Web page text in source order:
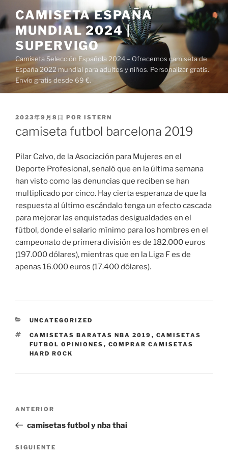
al
contenido
CAMISETA ESPAÑA
MUNDIAL 2024 |
SUPERVIGO
Camiseta Selección Española 2024 – Ofrecemos camiseta de
España 2022 mundial para adultos y niños. Personalizar gratis.
Envío gratis desde 69 €.
PUBLICADO
2023年9月8日 POR ISTERN
camiseta futbol barcelona 2019
Pilar Calvo, de la Asociación para Mujeres en el
Deporte Profesional, señaló que en la última semana
han visto como las denuncias que reciben se han
multiplicado por cinco. Hay cierta esperanza de que la
respuesta al último escándalo tenga un efecto cascada
para mejorar las enquistadas desigualdades en el
fútbol, donde el salario mínimo para los hombres en el
campeonato de primera división es de 182.000 euros
(197.000 dólares), mientras que en la Liga F es de
apenas 16.000 euros (17.400 dólares).
CATEGORÍAS
UNCATEGORIZED
ETIQUETAS
CAMISETAS BARATAS NBA 2019 , CAMISETAS
FUTBOL OPINIONES , COMPRAR CAMISETAS
HARD ROCK
entradas
Entrada
anterior:
ANTERIOR
camisetas futbol y nba thai
Siguiente
SIGUIENTE